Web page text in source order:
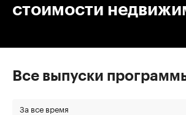
стоимости
Все выпуски
За все время